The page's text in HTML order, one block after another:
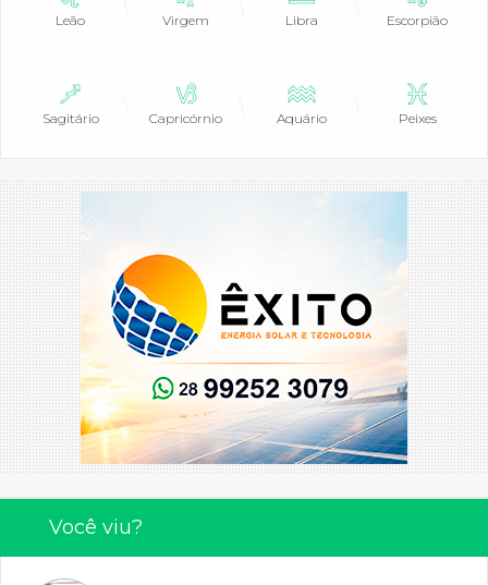
Leão Virgem Libra Escorpião
Sagitário Capricórnio Aquário Peixes
Você viu?